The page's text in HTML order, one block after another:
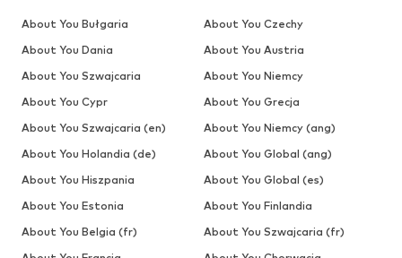
About You Bułgaria
About You Czechy
About You Dania
About You Austria
About You Szwajcaria
About You Niemcy
About You Cypr
About You Grecja
About You Szwajcaria (en)
About You Niemcy (ang)
About You Holandia (de)
About You Global (ang)
About You Hiszpania
About You Global (es)
About You Estonia
About You Finlandia
About You Belgia (fr)
About You Szwajcaria (fr)